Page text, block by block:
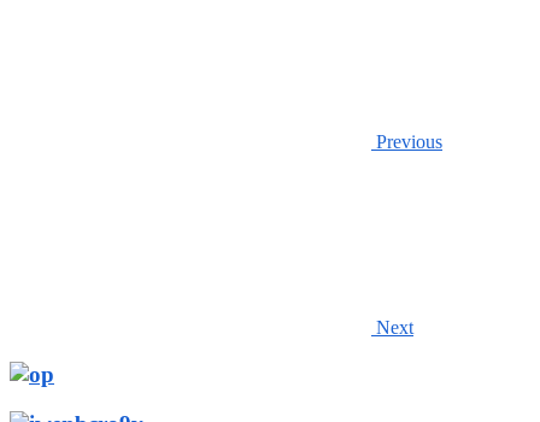
Previous
Next